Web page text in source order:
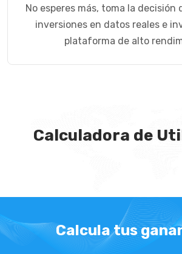
No esperes más, toma la decisión
inversiones en datos reales e
plataforma de alto
Calculadora de
Calcula tus